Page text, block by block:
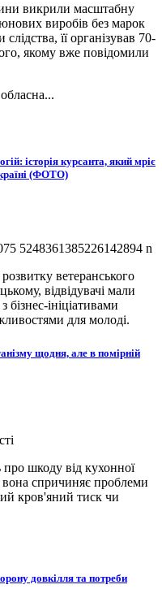
викрили масштабну
виробів без марок
її організував 70-
якому вже повідомили
історія курсанта, який мріє
(ФОТО)
ветеранського
відвідувачі мали
ініціативами
для молоді.
щодня, але в помірній
шкоду від кухонної
спричиняє проблеми
кров'яний тиск чи
довкілля та потреби